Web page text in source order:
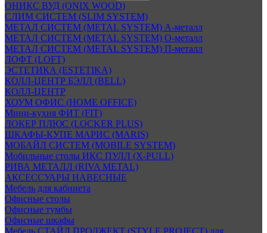
ОНИКС ВУД (ONIX WOOD)
СЛИМ СИСТЕМ (SLIM SYSTEM)
МЕТАЛ СИСТЕМ (METAL SYSTEM) А-металл
МЕТАЛ СИСТЕМ (METAL SYSTEM) О-металл
МЕТАЛ СИСТЕМ (METAL SYSTEM) П-металл
ЛОФТ (LOFT)
ЭСТЕТИКА (ESTETIKA)
КОЛЛ-ЦЕНТР БЭЛЛ (BELL)
КОЛЛ-ЦЕНТР
ХОУМ ОФИС (HOME OFFICE)
Мини-кухня ФИТ (FIT)
ЛОКЕР ПЛЮС (LOCKER PLUS)
ШКАФЫ-КУПЕ МАРИС (MARIS)
МОБАЙЛ СИСТЕМ (MOBILE SYSTEM)
Мобильные столы ИКС ПУЛЛ (X-PULL)
РИВА МЕТАЛЛ (RIVA METAL)
АКСЕССУАРЫ НАВЕСНЫЕ
Мебель для кабинета
Офисные столы
Офисные тумбы
Офисные шкафы